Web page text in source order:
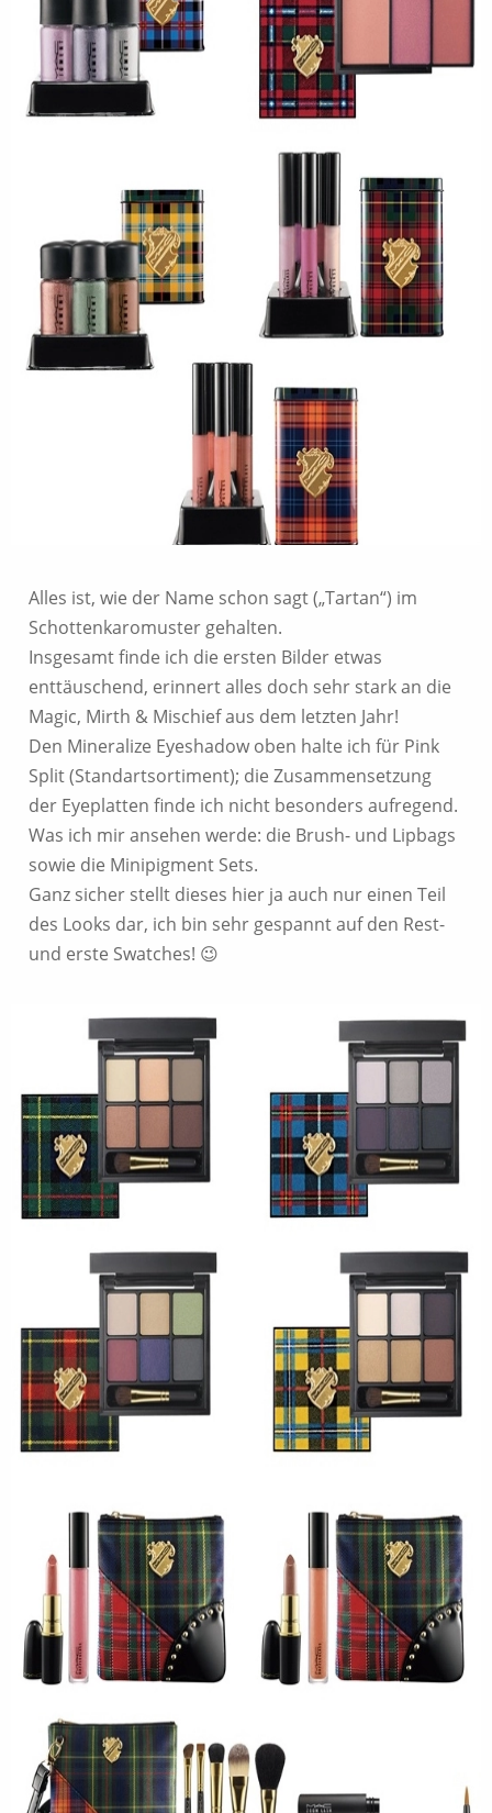
Alles ist, wie der Name schon sagt („Tartan“) im
Schottenkaromuster gehalten.
Insgesamt finde ich die ersten Bilder etwas
enttäuschend, erinnert alles doch sehr stark an die
Magic, Mirth & Mischief aus dem letzten Jahr!
Den Mineralize Eyeshadow oben halte ich für Pink
Split (Standartsortiment); die Zusammensetzung
der Eyeplatten finde ich nicht besonders aufregend.
Was ich mir ansehen werde: die Brush- und Lipbags
sowie die Minipigment Sets.
Ganz sicher stellt dieses hier ja auch nur einen Teil
des Looks dar, ich bin sehr gespannt auf den Rest-
und erste Swatches! 😉